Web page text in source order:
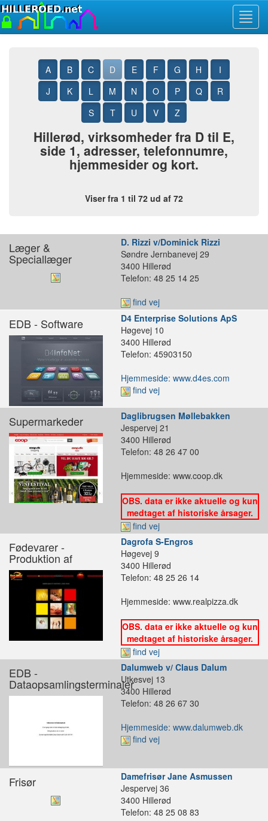
A B C D E F G H
I
J
K L M N O P Q
R
S
T U V Z
Hillerød, virksomheder fra D til E,
side 1, adresser, telefonnumre,
hjemmesider og kort.
Viser fra 1 til 72 ud af 72
Læger &
Speciallæger
D. Rizzi v/Dominick Rizzi
Søndre Jernbanevej 29
3400 Hillerød
Telefon: 48 25 14 25
find vej
EDB - Software
D4 Enterprise Solutions ApS
Høgevej 10
3400 Hillerød
Telefon: 45903150
Hjemmeside: www.d4es.com
find vej
Supermarkeder
Daglibrugsen Møllebakken
Jespervej 21
3400 Hillerød
Telefon: 48 26 47 00
Hjemmeside: www.coop.dk
OBS. data er ikke aktuelle og kun
medtaget af historiske årsager.
find vej
Fødevarer -
Produktion af
Dagrofa S-Engros
Høgevej 9
3400 Hillerød
Telefon: 48 25 26 14
Hjemmeside: www.realpizza.dk
OBS. data er ikke aktuelle og kun
medtaget af historiske årsager.
find vej
EDB -
Dataopsamlingsterminaler
Dalumweb v/ Claus Dalum
Utkesvej 13
3400 Hillerød
Telefon: 48 26 67 30
Hjemmeside: www.dalumweb.dk
find vej
Frisør
Damefrisør Jane Asmussen
Jespervej 36
3400 Hillerød
Telefon: 48 25 08 83